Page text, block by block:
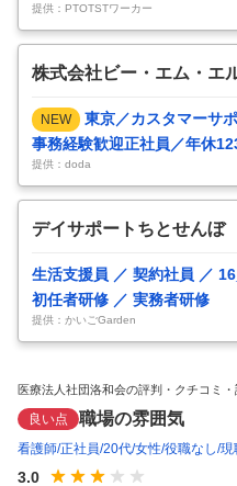
提供：PTOTSTワーカー
株式会社ビー・エム・エ
NEW
東京／カスタマーサ
事務経験歓迎正社員／年休
提供：doda
デイサポートちとせんぼ
生活支援員 ／ 契約社員 ／
初任者研修 ／ 実務者研修
提供：かいごGarden
医療法人社団洛和会の評判・クチコミ・
良い点 職場の雰囲気
看護師 正社員 20代 女性 役職なし 現
3.0